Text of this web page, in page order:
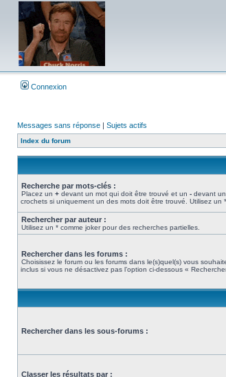
Connexion
Messages sans réponse | Sujets actifs
Index du forum
Recherche par mots-clés :
Placez un + devant un mot qui doit être trouvé et un - devant
crochets si uniquement un des mots doit être trouvé. Utilisez un
Rechercher par auteur :
Utilisez un * comme joker pour des recherches partielles.
Rechercher dans les forums :
Choisissez le forum ou les forums dans le(s)quel(s) vous
inclus si vous ne désactivez pas l’option ci-dessous «
Rechercher dans les sous-forums :
Classer les résultats par :